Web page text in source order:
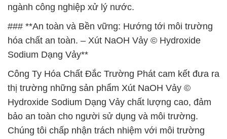
ngành công nghiệp xử lý nước.
### **An toàn và Bền vững: Hướng tới môi trường
hóa chất an toàn. – Xút NaOH Vảy © Hydroxide
Sodium Dạng Vảy**
Công Ty Hóa Chất Đắc Trường Phát cam kết đưa ra
thị trường những sản phẩm Xút NaOH Vảy ©
Hydroxide Sodium Dạng Vảy chất lượng cao, đảm
bảo an toàn cho người sử dụng và môi trường.
Chúng tôi chấp nhận trách nhiệm với môi trường